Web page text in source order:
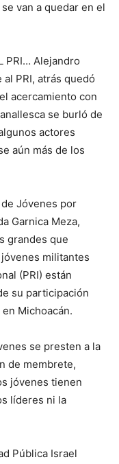
van a quedar en el
PRI… Alejandro
PRI, atrás quedó
acercamiento con
se burló de
actores
aún más de los
Jóvenes por
Garnica Meza,
grandes que
militantes
(PRI) están
su participación
Michoacán.
se presten a la
de membrete,
jóvenes tienen
líderes ni la
Pública Israel